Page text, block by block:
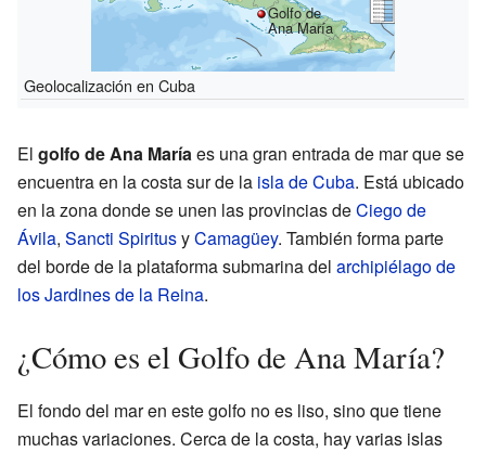
Golfo de
Ana María
Geolocalización en Cuba
El golfo de Ana Maríaes una gran entrada de mar que se
encuentra en la costa sur de la isla de Cuba. Está ubicado
en la zona donde se unen las provincias deCiego de
Ávila, Sancti SpiritusyCamagüey. También forma parte
del borde de la plataforma submarina del archipiélago de
los Jardines de la Reina.
¿Cómo es el Golfo de Ana María?
El fondo del mar en este golfo no es liso, sino que tiene
muchas variaciones. Cerca de la costa, hay varias islas